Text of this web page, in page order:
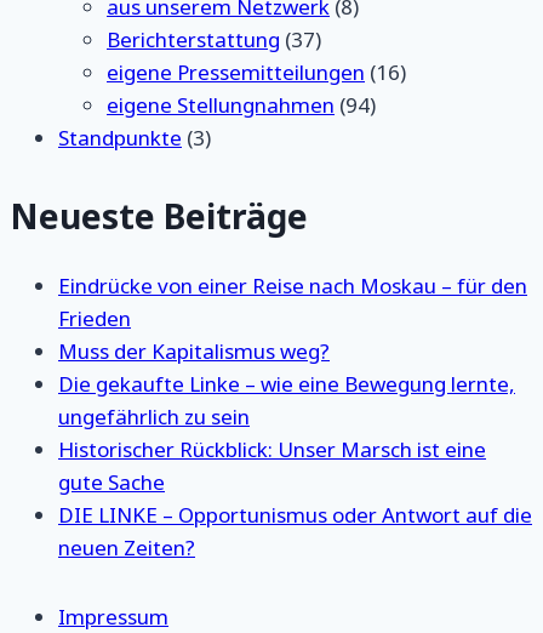
aus unserem Netzwerk (8)
Berichterstattung (37)
eigene Pressemitteilungen (16)
eigene Stellungnahmen (94)
Standpunkte (3)
Neueste Beiträge
Eindrücke von einer Reise nach Moskau – für den
Frieden
Muss der Kapitalismus weg?
Die gekaufte Linke – wie eine Bewegung lernte,
ungefährlich zu sein
Historischer Rückblick: Unser Marsch ist eine
gute Sache
DIE LINKE – Opportunismus oder Antwort auf die
neuen Zeiten?
Impressum